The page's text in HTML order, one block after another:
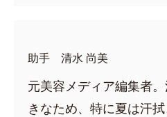
助手 清水 尚美
元美容メディア編集者
きなため、特に夏は汗